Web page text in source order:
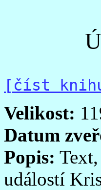
[číst
Velikost:
Datum
Popis:
událostí